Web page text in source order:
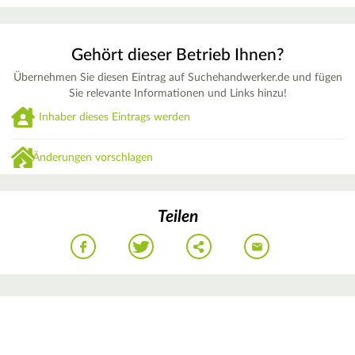
Gehört dieser Betrieb Ihnen?
Übernehmen Sie diesen Eintrag auf Suchehandwerker.de und fügen
Sie relevante Informationen und Links hinzu!
Inhaber dieses Eintrags werden
Änderungen vorschlagen
Teilen